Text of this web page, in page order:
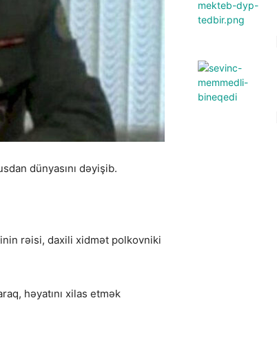
dünyasını dəyişib.
rəisi, daxili xidmət polkovniki
həyatını xilas etmək